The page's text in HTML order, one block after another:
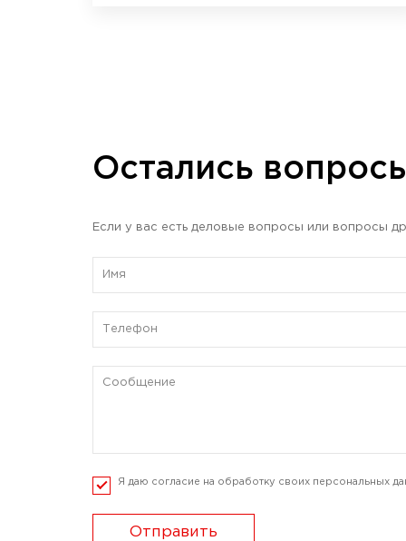
Остались
Если у вас есть деловые вопросы или вопросы
Я даю согласие на обработку своих персональных
Отправить